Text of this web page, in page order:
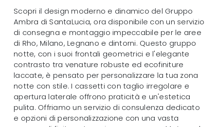
Scopri il design moderno e dinamico del Gruppo
Ambra di SantaLucia, ora disponibile con un servizio
di consegna e montaggio impeccabile per le aree
di Rho, Milano, Legnano e dintorni. Questo gruppo
notte, con i suoi frontali geometrici e l'elegante
contrasto tra venature robuste ed ecofiniture
laccate, è pensato per personalizzare la tua zona
notte con stile. I cassetti con taglio irregolare e
apertura laterale offrono praticità e un'estetica
pulita. Offriamo un servizio di consulenza dedicato
e opzioni di personalizzazione con una vasta